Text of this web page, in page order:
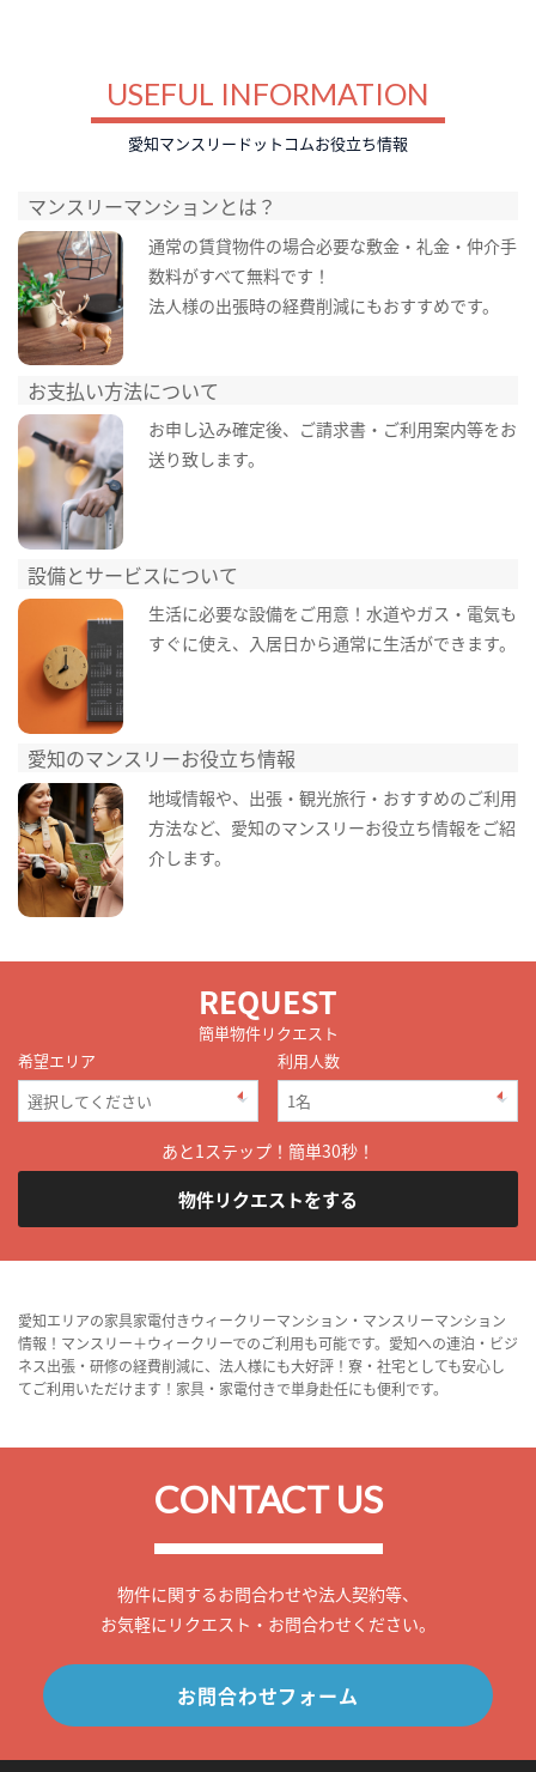
USEFUL INFORMATION
愛知マンスリードットコムお役立ち情報
マンスリーマンションとは？
通常の賃貸物件の場合必要な敷金・礼金・仲介手
数料がすべて無料です！
法人様の出張時の経費削減にもおすすめです。
お支払い方法について
お申し込み確定後、ご請求書・ご利用案内等をお
送り致します。
設備とサービスについて
生活に必要な設備をご用意！水道やガス・電気も
すぐに使え、入居日から通常に生活ができます。
愛知のマンスリーお役立ち情報
地域情報や、出張・観光旅行・おすすめのご利用
方法など、愛知のマンスリーお役立ち情報をご紹
介します。
REQUEST
簡単物件リクエスト
希望エリア
利用人数
あと1ステップ！簡単30秒！
物件リクエストをする
愛知エリアの家具家電付きウィークリーマンション・マンスリーマンション
情報！マンスリー＋ウィークリーでのご利用も可能です。愛知への連泊・ビジ
ネス出張・研修の経費削減に、法人様にも大好評！寮・社宅としても安心し
てご利用いただけます！家具・家電付きで単身赴任にも便利です。
CONTACT US
物件に関するお問合わせや法人契約等、
お気軽にリクエスト・お問合わせください。
お問合わせフォーム